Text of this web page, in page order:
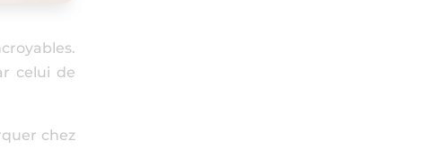
celui de
chez